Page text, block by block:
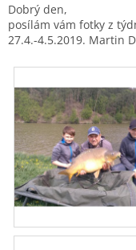
Dobrý den,
posílám vám fotky z
27.4.-4.5.2019. Martin